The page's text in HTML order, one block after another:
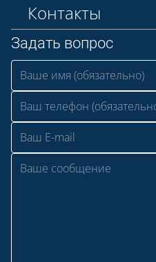
Контакты
Задать вопрос